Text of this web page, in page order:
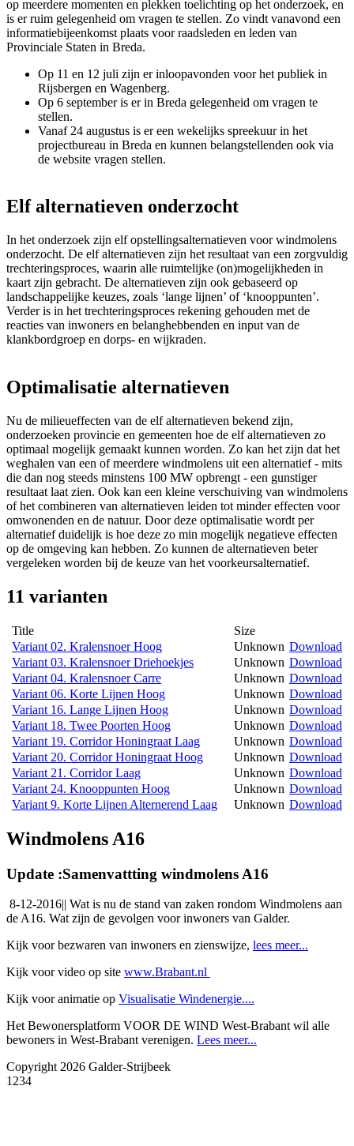
op meerdere momenten en plekken toelichting op het onderzoek, en
is er ruim gelegenheid om vragen te stellen. Zo vindt vanavond een
informatiebijeenkomst plaats voor raadsleden en leden van
Provinciale Staten in Breda.
Op 11 en 12 juli zijn er inloopavonden voor het publiek in
Rijsbergen en Wagenberg.
Op 6 september is er in Breda gelegenheid om vragen te
stellen.
Vanaf 24 augustus is er een wekelijks spreekuur in het
projectbureau in Breda en kunnen belangstellenden ook via
de website vragen stellen.
Elf alternatieven onderzocht
In het onderzoek zijn elf opstellingsalternatieven voor windmolens
onderzocht. De elf alternatieven zijn het resultaat van een zorgvuldig
trechteringsproces, waarin alle ruimtelijke (on)mogelijkheden in
kaart zijn gebracht. De alternatieven zijn ook gebaseerd op
landschappelijke keuzes, zoals ‘lange lijnen’ of ‘knooppunten’.
Verder is in het trechteringsproces rekening gehouden met de
reacties van inwoners en belanghebbenden en input van de
klankbordgroep en dorps- en wijkraden.
Optimalisatie alternatieven
Nu de milieueffecten van de elf alternatieven bekend zijn,
onderzoeken provincie en gemeenten hoe de elf alternatieven zo
optimaal mogelijk gemaakt kunnen worden. Zo kan het zijn dat het
weghalen van een of meerdere windmolens uit een alternatief - mits
die dan nog steeds minstens 100 MW opbrengt - een gunstiger
resultaat laat zien. Ook kan een kleine verschuiving van windmolens
of het combineren van alternatieven leiden tot minder effecten voor
omwonenden en de natuur. Door deze optimalisatie wordt per
alternatief duidelijk is hoe deze zo min mogelijk negatieve effecten
op de omgeving kan hebben. Zo kunnen de alternatieven beter
vergeleken worden bij de keuze van het voorkeursalternatief.
11 varianten
Title
Size
Variant 02. Kralensnoer Hoog
Unknown Download
Variant 03. Kralensnoer Driehoekjes
Unknown Download
Variant 04. Kralensnoer Carre
Unknown Download
Variant 06. Korte Lijnen Hoog
Unknown Download
Variant 16. Lange Lijnen Hoog
Unknown Download
Variant 18. Twee Poorten Hoog
Unknown Download
Variant 19. Corridor Honingraat Laag
Unknown Download
Variant 20. Corridor Honingraat Hoog
Unknown Download
Variant 21. Corridor Laag
Unknown Download
Variant 24. Knooppunten Hoog
Unknown Download
Variant 9. Korte Lijnen Alternerend Laag
Unknown Download
Windmolens A16
Update :Samenvattting windmolens A16
8-12-2016|| Wat is nu de stand van zaken rondom Windmolens aan
de A16. Wat zijn de gevolgen voor inwoners van Galder.
Kijk voor bezwaren van inwoners en zienswijze, lees meer...
Kijk voor video op site www.Brabant.nl
Kijk voor animatie op Visualisatie Windenergie....
Het Bewonersplatform VOOR DE WIND West-Brabant wil alle
bewoners in West-Brabant verenigen. Lees meer...
Copyright 2026 Galder-Strijbeek
1234